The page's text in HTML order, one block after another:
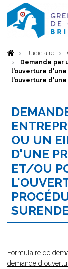
AccueilJudiciaire
Demande par
l'ouverture
l'ouverture
OU UN
D'UNE
ET/OU
Formulaire de
demande d